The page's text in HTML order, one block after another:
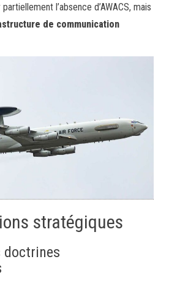
l’absence d’AWACS, mais
de communication
stratégiques
doctrines